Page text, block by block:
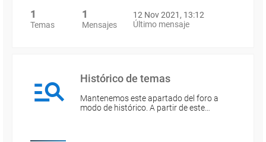
1
Temas
1
Mensajes
12 Nov 2021, 13:12
Último mensaje
Histórico de temas
Mantenemos este apartado del foro a
modo de histórico. A partir de este…